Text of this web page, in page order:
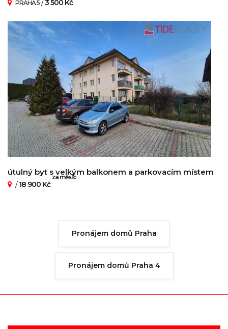
PRAHA 5 /3 500 Kč
útulný byt s velkým balkonem a parkovacím místem
/18 900 Kč
za měsíc
Pronájem domů Praha
Pronájem domů Praha 4